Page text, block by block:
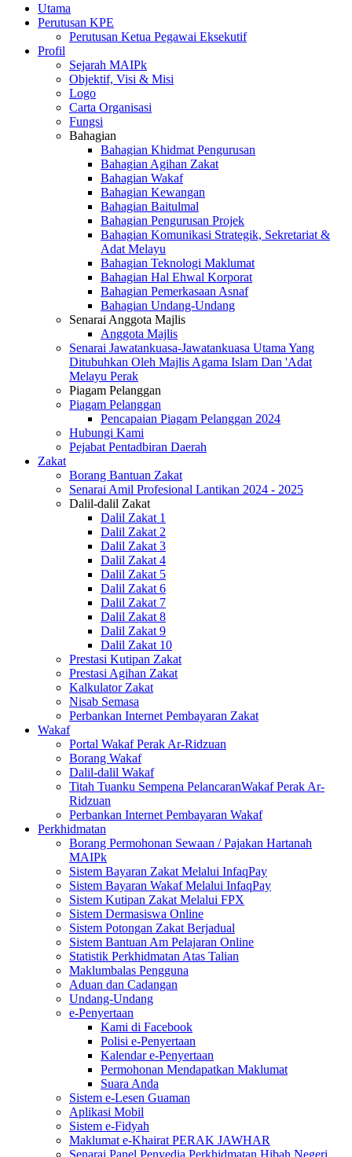
Utama
Perutusan KPE
Perutusan Ketua Pegawai Eksekutif
Profil
Sejarah MAIPk
Objektif, Visi & Misi
Logo
Carta Organisasi
Fungsi
Bahagian
Bahagian Khidmat Pengurusan
Bahagian Agihan Zakat
Bahagian Wakaf
Bahagian Kewangan
Bahagian Baitulmal
Bahagian Pengurusan Projek
Bahagian Komunikasi Strategik, Sekretariat &
Adat Melayu
Bahagian Teknologi Maklumat
Bahagian Hal Ehwal Korporat
Bahagian Pemerkasaan Asnaf
Bahagian Undang-Undang
Senarai Anggota Majlis
Anggota Majlis
Senarai Jawatankuasa-Jawatankuasa Utama Yang
Ditubuhkan Oleh Majlis Agama Islam Dan 'Adat
Melayu Perak
Piagam Pelanggan
Piagam Pelanggan
Pencapaian Piagam Pelanggan 2024
Hubungi Kami
Pejabat Pentadbiran Daerah
Zakat
Borang Bantuan Zakat
Senarai Amil Profesional Lantikan 2024 - 2025
Dalil-dalil Zakat
Dalil Zakat 1
Dalil Zakat 2
Dalil Zakat 3
Dalil Zakat 4
Dalil Zakat 5
Dalil Zakat 6
Dalil Zakat 7
Dalil Zakat 8
Dalil Zakat 9
Dalil Zakat 10
Prestasi Kutipan Zakat
Prestasi Agihan Zakat
Kalkulator Zakat
Nisab Semasa
Perbankan Internet Pembayaran Zakat
Wakaf
Portal Wakaf Perak Ar-Ridzuan
Borang Wakaf
Dalil-dalil Wakaf
Titah Tuanku Sempena PelancaranWakaf Perak Ar-
Ridzuan
Perbankan Internet Pembayaran Wakaf
Perkhidmatan
Borang Permohonan Sewaan / Pajakan Hartanah
MAIPk
Sistem Bayaran Zakat Melalui InfaqPay
Sistem Bayaran Wakaf Melalui InfaqPay
Sistem Kutipan Zakat Melalui FPX
Sistem Dermasiswa Online
Sistem Potongan Zakat Berjadual
Sistem Bantuan Am Pelajaran Online
Statistik Perkhidmatan Atas Talian
Maklumbalas Pengguna
Aduan dan Cadangan
Undang-Undang
e-Penyertaan
Kami di Facebook
Polisi e-Penyertaan
Kalendar e-Penyertaan
Permohonan Mendapatkan Maklumat
Suara Anda
Sistem e-Lesen Guaman
Aplikasi Mobil
Sistem e-Fidyah
Maklumat e-Khairat PERAK JAWHAR
Senarai Panel Penyedia Perkhidmatan Hibah Negeri